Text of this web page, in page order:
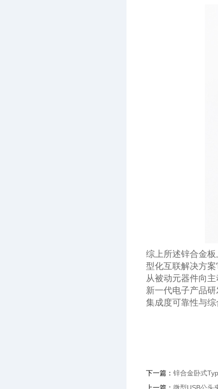
综上所述锌合金
型化互联解决方
从被动元器件向
新一代电子产品
集成度可靠性与
下一篇： 锌合金卧式